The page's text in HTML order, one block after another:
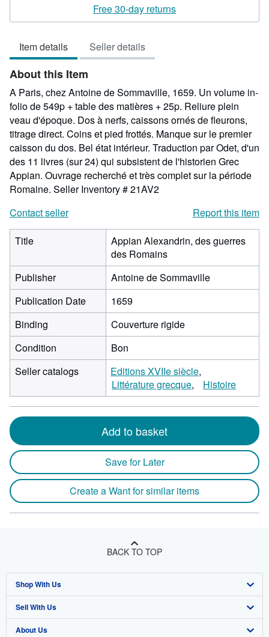
4
of
5
stars
Free 30-day returns
Item details Seller details
About this Item
A Paris, chez Antoine de Sommaville, 1659. Un volume in-
folio de 549p + table des matières + 25p. Reliure plein
veau d'époque. Dos à nerfs, caissons ornés de fleurons,
titrage direct. Coins et pied frottés. Manque sur le premier
caisson du dos. Bel état intérieur. Traduction par Odet, d'un
des 11 livres (sur 24) qui subsistent de l'historien Grec
Appian. Ouvrage recherché et très complet sur la période
Romaine. Seller Inventory # 21AV2
Contact seller
Report this item
Title
Appian Alexandrin, des guerres
des Romains
Publisher
Antoine de Sommaville
Publication Date
1659
Binding
Couverture rigide
Condition
Bon
Seller catalogs
Editions XVIIe siècle
Littérature grecque
Histoire
Add to basket
Save for Later
Create a Want for similar items
BACK TO TOP
Shop With Us
Advanced Search
Browse Collections
Sell With Us
Start Selling
About Us